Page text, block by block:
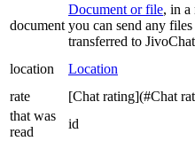
document
Document or file, in a
you can send any
transferred to
location Location
rate
[Chat rating](#Chat
that was
read
id